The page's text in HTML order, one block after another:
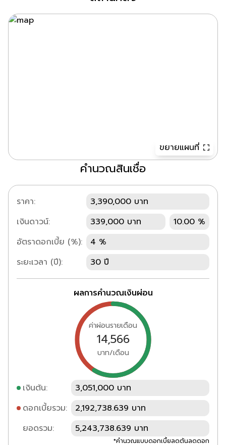
ขยายแผนที่
คำนวณสินเชื่อ
ราคา:
3,390,000 บาท
เงินดาวน์:
339,000 บาท
10.00 %
อัตราดอกเบี้ย (%):
4 %
ระยะเวลา (ปี):
30 ปี
ผลการคำนวณเงินผ่อน
ค่าผ่อนรายเดือน
14,566
บาท/เดือน
เงินต้น:
3,051,000 บาท
ดอกเบี้ยรวม:
2,192,738.639 บาท
ยอดรวม:
5,243,738.639 บาท
*คำนวณแบบดอกเบี้ยลดต้นลดดอก